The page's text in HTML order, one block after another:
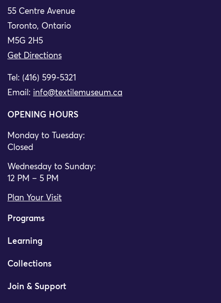
55 Centre Avenue
Toronto, Ontario
M5G 2H5
Get Directions
Tel: (416) 599-5321
Email: info@textilemuseum.ca
OPENING HOURS
Monday to Tuesday:
Closed
Wednesday to Sunday:
12 PM – 5 PM
Plan Your Visit
Programs
Learning
Collections
Join & Support